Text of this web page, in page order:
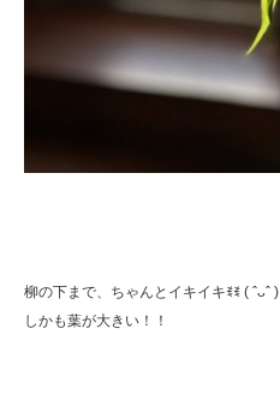
柳の下まで、ちゃんとイキイキꉂꉂ ( ˆᴗˆ )
しかも葉が大きい！！